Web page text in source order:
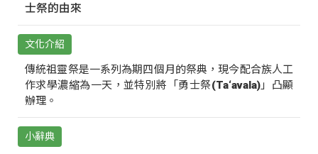
士祭的由來
文化介紹
傳統祖靈祭是一系列為期四個月的祭典，現今配合族人工
作求學濃縮為一天，並特別將「勇士祭(Ta‘avala)」凸顯
辦理。
小辭典